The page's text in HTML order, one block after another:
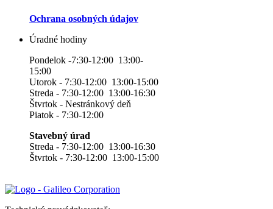
Ochrana osobných údajov
Úradné hodiny
Pondelok -7:30-12:00 13:00-
15:00
Utorok - 7:30-12:00 13:00-15:00
Streda - 7:30-12:00 13:00-16:30
Štvrtok - Nestránkový deň
Piatok - 7:30-12:00
Stavebný úrad
Streda - 7:30-12:00 13:00-16:30
Štvrtok - 7:30-12:00 13:00-15:00